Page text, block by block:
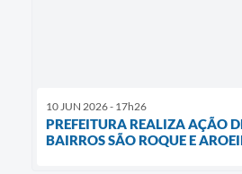
10 JUN 2026 - 17h26
PREFEITURA REALIZA AÇÃO
BAIRROS SÃO ROQUE E